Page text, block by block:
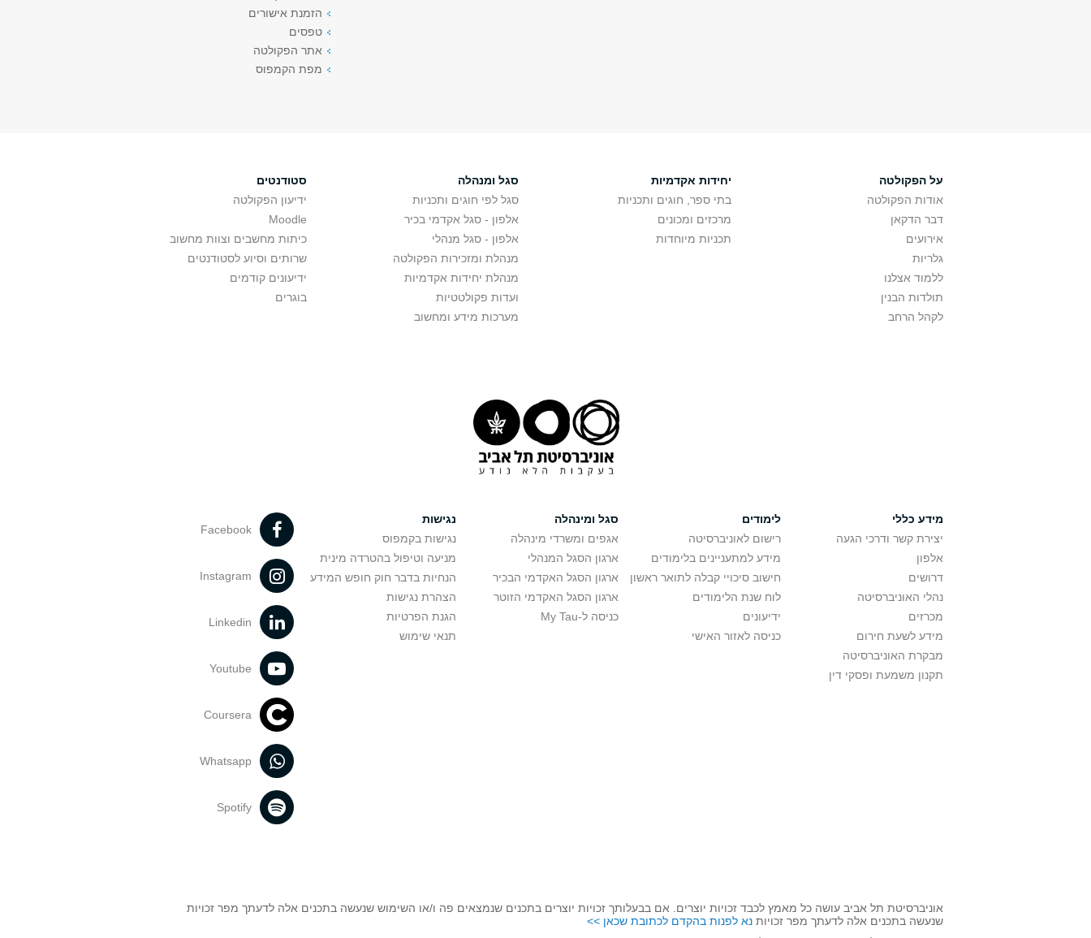
הזמנת אישורים
טפסים
אתר הפקולטה
מפת הקמפוס
על הפקולטה
אודות הפקולטה
דבר הדקאן
אירועים
גלריות
ללמוד אצלנו
תולדות הבנין
לקהל הרחב
יחידות אקדמיות
בתי ספר, חוגים ותכניות
מרכזים ומכונים
תכניות מיוחדות
סגל ומנהלה
סגל לפי חוגים ותכניות
אלפון - סגל אקדמי בכיר
אלפון - סגל מנהלי
מנהלת ומזכירות הפקולטה
מנהלת יחידות אקדמיות
ועדות פקולטטיות
מערכות מידע ומחשוב
סטודנטים
ידיעון הפקולטה
Moodle
כיתות מחשבים וצוות מחשוב
שרותים וסיוע לסטודנטים
ידיעונים קודמים
בוגרים
מידע כללי
יצירת קשר ודרכי הגעה
אלפון
דרושים
נהלי האוניברסיטה
מכרזים
מידע לשעת חירום
מבקרת האוניברסיטה
תקנון משמעת ופסקי דין
לימודים
רישום לאוניברסיטה
מידע למתעניינים בלימודים
חישוב סיכויי קבלה לתואר ראשון
לוח שנת הלימודים
ידיעונים
כניסה לאזור האישי
סגל ומינהלה
אגפים ומשרדי מינהלה
ארגון הסגל המנהלי
ארגון הסגל האקדמי הבכיר
ארגון הסגל האקדמי הזוטר
כניסה ל-My Tau
נגישות
נגישות בקמפוס
מניעה וטיפול בהטרדה מינית
הנחיות בדבר חוק חופש המידע
הצהרת נגישות
הגנת הפרטיות
תנאי שימוש
Facebook
Instagram
Linkedin
Youtube
Coursera
Whatsapp
Spotify
אוניברסיטת תל אביב עושה כל מאמץ לכבד זכויות יוצרים. אם בבעלותך זכויות יוצרים בתכנים שנמצאים פה ו/או השימוש שנעשה בתכנים אלה לדעתך מפר זכויות
שנעשה בתכנים אלה לדעתך מפר זכויות נא לפנות בהקדם לכתובת שכאן >>